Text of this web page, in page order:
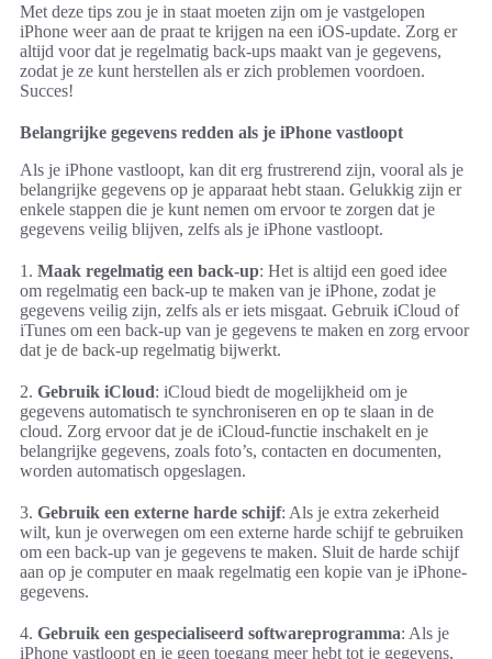
Met deze tips zou je in staat moeten zijn om je vastgelopen
iPhone weer aan de praat te krijgen na een iOS-update. Zorg er
altijd voor dat je regelmatig back-ups maakt van je gegevens,
zodat je ze kunt herstellen als er zich problemen voordoen.
Succes!
Belangrijke gegevens redden als je iPhone vastloopt
Als je iPhone vastloopt, kan dit erg frustrerend zijn, vooral als je
belangrijke gegevens op je apparaat hebt staan. Gelukkig zijn er
enkele stappen die je kunt nemen om ervoor te zorgen dat je
gegevens veilig blijven, zelfs als je iPhone vastloopt.
1. Maak regelmatig een back-up: Het is altijd een goed idee
om regelmatig een back-up te maken van je iPhone, zodat je
gegevens veilig zijn, zelfs als er iets misgaat. Gebruik iCloud of
iTunes om een back-up van je gegevens te maken en zorg ervoor
dat je de back-up regelmatig bijwerkt.
2. Gebruik iCloud: iCloud biedt de mogelijkheid om je
gegevens automatisch te synchroniseren en op te slaan in de
cloud. Zorg ervoor dat je de iCloud-functie inschakelt en je
belangrijke gegevens, zoals foto’s, contacten en documenten,
worden automatisch opgeslagen.
3. Gebruik een externe harde schijf: Als je extra zekerheid
wilt, kun je overwegen om een externe harde schijf te gebruiken
om een back-up van je gegevens te maken. Sluit de harde schijf
aan op je computer en maak regelmatig een kopie van je iPhone-
gegevens.
4. Gebruik een gespecialiseerd softwareprogramma: Als je
iPhone vastloopt en je geen toegang meer hebt tot je gegevens,